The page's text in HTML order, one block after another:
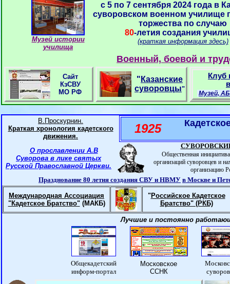
Музей истории
училища
с 5 по 7 сентября 2024 года в
суворовском военном училище
торжества по случаю
80-летия создания
(краткая информация здесь)
Военный, боевой и
Сайт
КзСВУ
МО РФ
" Казанские
суворовцы"
Клуб
Музей,
В.Проскурнин.
Краткая хронология кадетского
движения.
1925
О прославлении А.В
Суворова в лике святых
Русской Православной Церкви.
Общественная
организаций суворовцев и
организацию
Празднование 80 летия создания СВУ и НВМУ в Москве и
Международная Ассоциация
"Кадетское Братство"(МАКБ)
"Российское Кадетское
Братство" (РКБ)
Лучшие и постоянно
Общекадетский
информ-портал
Московское
ССНК